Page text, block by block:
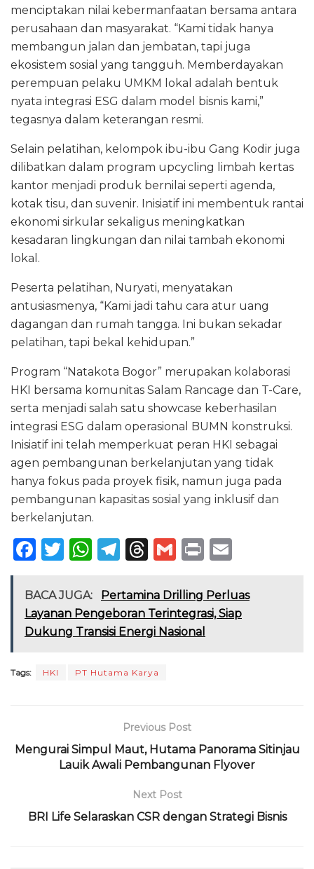
menciptakan nilai kebermanfaatan bersama antara
perusahaan dan masyarakat. “Kami tidak hanya
membangun jalan dan jembatan, tapi juga
ekosistem sosial yang tangguh. Memberdayakan
perempuan pelaku UMKM lokal adalah bentuk
nyata integrasi ESG dalam model bisnis kami,”
tegasnya dalam keterangan resmi.
Selain pelatihan, kelompok ibu-ibu Gang Kodir juga
dilibatkan dalam program upcycling limbah kertas
kantor menjadi produk bernilai seperti agenda,
kotak tisu, dan suvenir. Inisiatif ini membentuk rantai
ekonomi sirkular sekaligus meningkatkan
kesadaran lingkungan dan nilai tambah ekonomi
lokal.
Peserta pelatihan, Nuryati, menyatakan
antusiasmenya, “Kami jadi tahu cara atur uang
dagangan dan rumah tangga. Ini bukan sekadar
pelatihan, tapi bekal kehidupan.”
Program “Natakota Bogor” merupakan kolaborasi
HKI bersama komunitas Salam Rancage dan T-Care,
serta menjadi salah satu showcase keberhasilan
integrasi ESG dalam operasional BUMN konstruksi.
Inisiatif ini telah memperkuat peran HKI sebagai
agen pembangunan berkelanjutan yang tidak
hanya fokus pada proyek fisik, namun juga pada
pembangunan kapasitas sosial yang inklusif dan
berkelanjutan.
F
c
e
b
o
T
it
te
r
W
a
ts
A
p
T
e
g
ra
T
re
a
d
G
ai
l
P
n
t
ai
l
BACA JUGA:
Pertamina Drilling Perluas
Layanan Pengeboran Terintegrasi, Siap
Dukung Transisi Energi Nasional
Tags: HKI PT Hutama Karya
Previous Post
Mengurai Simpul Maut, Hutama Panorama Sitinjau
Lauik Awali Pembangunan Flyover
Next Post
BRI Life Selaraskan CSR dengan Strategi Bisnis